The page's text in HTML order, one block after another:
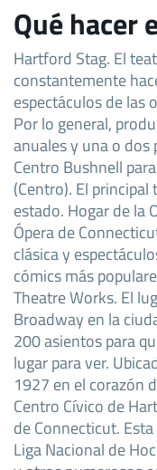
Qué hacer
Hartford Stag. El
constantemente
espectáculos de las
Por lo general,
anuales y una o dos
Centro Bushnell
(Centro). El
estado. Hogar de la
Ópera de
clásica y
cómics más
Theatre Works. El
Broadway en la
200 asientos para
lugar para ver.
1927 en el corazón
Centro Cívico de
de Connecticut.
Liga Nacional de